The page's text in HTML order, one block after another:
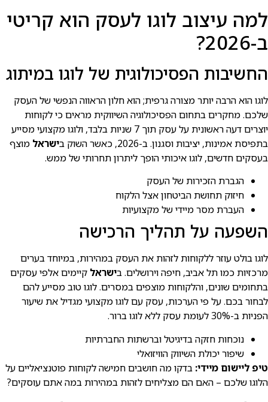
למה עיצוב לוגו לעסק הוא קריטי
ב-2026?
החשיבות הפסיכולוגית של לוגו במיתוג
לוגו הוא הרבה יותר מצורה גרפית; הוא חלון הראווה הנפשי של העסק
שלכם. מחקרים בתחום הפסיכולוגיה השיווקית מראים כי לקוחות
יוצרים דעה ראשונית על עסק תוך 7 שניות בלבד, ולוגו מקצועי מסייע
בתפיסת אמינות, יציבות וסגנון. ב-2026, כאשר השוק ב
ישראל מוצף
בעסקים חדשים, לוגו איכותי הופך ליתרון תחרותי של ממש.
הגברת הזכירות של העסק
חיזוק תחושת הביטחון אצל הלקוח
העברת מסר מיידי של מקצועיות
השפעה על תהליך הרכישה
לוגו בולט עוזר ללקוחות לזהות את העסק במהירות, במיוחד בערים
מרכזיות כמו תל אביב, חיפה וירושלים. בישראל קיימים אלפי עסקים
בתחומים שונים, והלקוחות מוצפים במסרים. לוגו טוב מסייע להם
לבחור בכם. על פי הערכות, עסק עם לוגו מקצועי מגדיל את שיעור
הפניות ב-30% לעומת עסק ללא לוגו ברור.
נוכחות חזקה בדיגיטל וברשתות החברתיות
שיפור יכולת השיווק הוויזואלי
טיפ ליישום מיידי: בדקו מה חושבים חמישה לקוחות פוטנציאליים על
הלוגו שלכם – האם הם מצליחים לזהות במהירות במה אתם עוסקים?